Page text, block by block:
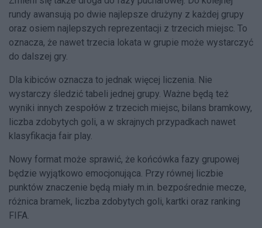
rundy awansują po dwie najlepsze drużyny z każdej grupy
oraz osiem najlepszych reprezentacji z trzecich miejsc. To
oznacza, że nawet trzecia lokata w grupie może wystarczyć
do dalszej gry.
Dla kibiców oznacza to jednak więcej liczenia. Nie
wystarczy śledzić tabeli jednej grupy. Ważne będą też
wyniki innych zespołów z trzecich miejsc, bilans bramkowy,
liczba zdobytych goli, a w skrajnych przypadkach nawet
klasyfikacja fair play.
Nowy format może sprawić, że końcówka fazy grupowej
będzie wyjątkowo emocjonująca. Przy równej liczbie
punktów znaczenie będą miały m.in. bezpośrednie mecze,
różnica bramek, liczba zdobytych goli, kartki oraz ranking
FIFA.